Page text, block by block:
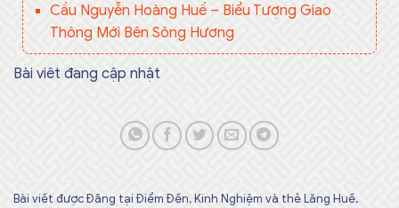
Cầu Nguyễn Hoàng Huế – Biểu Tượng Giao
Thông Mới Bên Sông Hương
Bài viêt đang cập nhật
Bài viết được Đăng tạiĐiểm Đến,Kinh Nghiệm và thẻLăng Huế,